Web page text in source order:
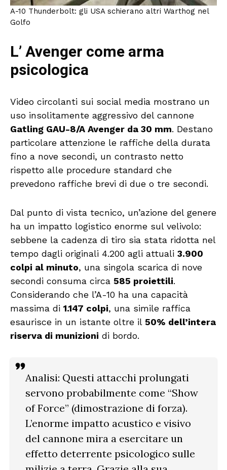
A-10 Thunderbolt: gli USA schierano altri Warthog nel
Golfo
L’ Avenger come arma
psicologica
Video circolanti sui social media mostrano un
uso insolitamente aggressivo del cannone
Gatling GAU-8/A Avenger da 30 mm. Destano
particolare attenzione le raffiche della durata
fino a nove secondi, un contrasto netto
rispetto alle procedure standard che
prevedono raffiche brevi di due o tre secondi.
Dal punto di vista tecnico, un’azione del genere
ha un impatto logistico enorme sul velivolo:
sebbene la cadenza di tiro sia stata ridotta nel
tempo dagli originali 4.200 agli attuali 3.900
colpi al minuto, una singola scarica di nove
secondi consuma circa 585 proiettili.
Considerando che l’A-10 ha una capacità
massima di 1.147 colpi, una simile raffica
esaurisce in un istante oltre il 50% dell’intera
riserva di munizioni di bordo.
Analisi: Questi attacchi prolungati
servono probabilmente come “Show
of Force” (dimostrazione di forza).
L’enorme impatto acustico e visivo
del cannone mira a esercitare un
effetto deterrente psicologico sulle